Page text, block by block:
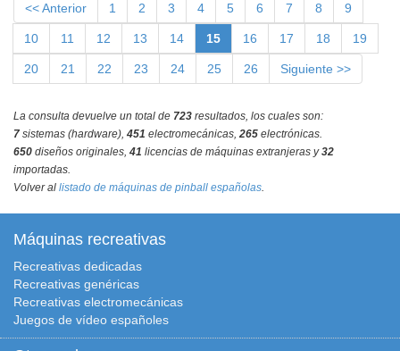
<< Anterior 1 2 3 4 5 6 7 8 9
10 11 12 13 14 15 16 17 18 19
20 21 22 23 24 25 26 Siguiente >>
La consulta devuelve un total de 723 resultados, los cuales son:
7 sistemas (hardware), 451 electromecánicas, 265 electrónicas.
650 diseños originales, 41 licencias de máquinas extranjeras y32
importadas.
Volver al listado de máquinas de pinball españolas.
Máquinas recreativas
Recreativas dedicadas
Recreativas genéricas
Recreativas electromecánicas
Juegos de vídeo españoles